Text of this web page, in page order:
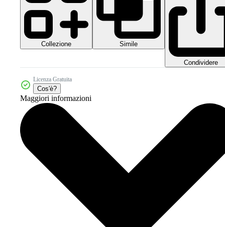
Collezione Simile
Condividere
Licenza Gratuita
Cos'è?
Maggiori informazioni